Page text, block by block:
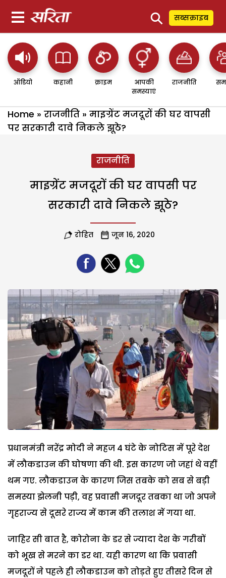
⚲ सब्सक्राइब
ऑडियो कहानी क्राइम
आपकी
समस्याएं
राजनीति
Home » राजनीति » माइग्रेंट मजदूरों की घर वापसी
पर सरकारी दावे निकले झूठे?
राजनीति
माइग्रेंट मजदूरों की घर वापसी पर
सरकारी दावे निकले झूठे?
रोहित जून 16, 2020
प्रधानमंत्री नरेंद्र मोदी ने महज 4 घंटे के नोटिस में पूरे देश
में लौकडाउन की घोषणा की थी. इस कारण जो जहां थे वहीं
थम गए. लौकडाउन के कारण जिस तबके को सब से बड़ी
समस्या झेलनी पड़ी, वह प्रवासी मजदूर तबका था जो अपने
गृहराज्य से दूसरे राज्य में काम की तलाश में गया था.
जाहिर सी बात है, कोरोना के डर से ज्यादा देश के गरीबों
को भूख से मरने का डर था. यही कारण था कि प्रवासी
मजदूरों ने पहले ही लौकडाउन को तोड़ते हुए तीसरे दिन से